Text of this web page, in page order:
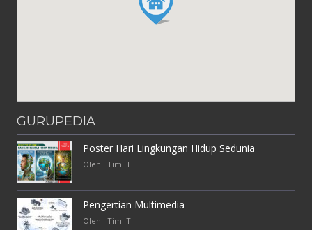
GURUPEDIA
Poster Hari Lingkungan Hidup Sedunia
Oleh : Tim IT
Pengertian Multimedia
Oleh : Tim IT